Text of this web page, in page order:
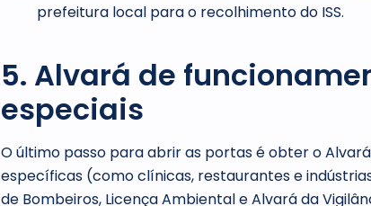
prefeitura local para o recolhimento do ISS.
5. Alvará de
especiais
O último passo para abrir as portas é obter o
específicas (como clínicas, restaurantes e
de Bombeiros, Licença Ambiental e Alvará da